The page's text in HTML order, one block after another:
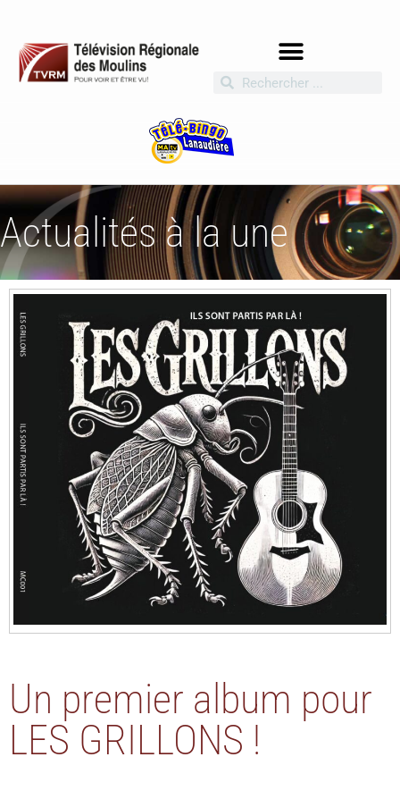
Actualités à la une
Un premier album pour
LES GRILLONS !